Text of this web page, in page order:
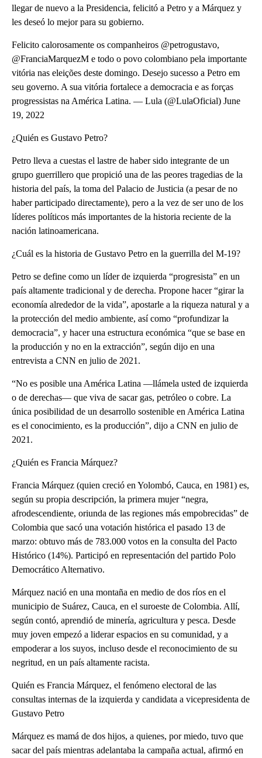
llegar de nuevo a la Presidencia, felicitó a Petro y a Márquez y
les deseó lo mejor para su gobierno.
Felicito calorosamente os companheiros @petrogustavo,
@FranciaMarquezM e todo o povo colombiano pela importante
vitória nas eleições deste domingo. Desejo sucesso a Petro em
seu governo. A sua vitória fortalece a democracia e as forças
progressistas na América Latina. — Lula (@LulaOficial) June
19, 2022
¿Quién es Gustavo Petro?
Petro lleva a cuestas el lastre de haber sido integrante de un
grupo guerrillero que propició una de las peores tragedias de la
historia del país, la toma del Palacio de Justicia (a pesar de no
haber participado directamente), pero a la vez de ser uno de los
líderes políticos más importantes de la historia reciente de la
nación latinoamericana.
¿Cuál es la historia de Gustavo Petro en la guerrilla del M-19?
Petro se define como un líder de izquierda “progresista” en un
país altamente tradicional y de derecha. Propone hacer “girar la
economía alrededor de la vida”, apostarle a la riqueza natural y a
la protección del medio ambiente, así como “profundizar la
democracia”, y hacer una estructura económica “que se base en
la producción y no en la extracción”, según dijo en una
entrevista a CNN en julio de 2021.
“No es posible una América Latina —llámela usted de izquierda
o de derechas— que viva de sacar gas, petróleo o cobre. La
única posibilidad de un desarrollo sostenible en América Latina
es el conocimiento, es la producción”, dijo a CNN en julio de
2021.
¿Quién es Francia Márquez?
Francia Márquez (quien creció en Yolombó, Cauca, en 1981) es,
según su propia descripción, la primera mujer “negra,
afrodescendiente, oriunda de las regiones más empobrecidas” de
Colombia que sacó una votación histórica el pasado 13 de
marzo: obtuvo más de 783.000 votos en la consulta del Pacto
Histórico (14%). Participó en representación del partido Polo
Democrático Alternativo.
Márquez nació en una montaña en medio de dos ríos en el
municipio de Suárez, Cauca, en el suroeste de Colombia. Allí,
según contó, aprendió de minería, agricultura y pesca. Desde
muy joven empezó a liderar espacios en su comunidad, y a
empoderar a los suyos, incluso desde el reconocimiento de su
negritud, en un país altamente racista.
Quién es Francia Márquez, el fenómeno electoral de las
consultas internas de la izquierda y candidata a vicepresidenta de
Gustavo Petro
Márquez es mamá de dos hijos, a quienes, por miedo, tuvo que
sacar del país mientras adelantaba la campaña actual, afirmó en